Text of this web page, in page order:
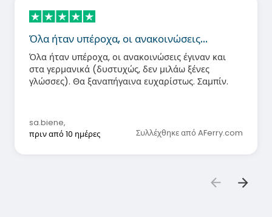
Όλα ήταν υπέροχα, οι ανακοινώσεις…
Όλα ήταν υπέροχα, οι ανακοινώσεις έγιναν και
στα γερμανικά (δυστυχώς, δεν μιλάω ξένες
γλώσσες). Θα ξαναπήγαινα ευχαρίστως. Σαμπίν.
sa.biene,
πριν από 10 ημέρες
Συλλέχθηκε από AFerry.com